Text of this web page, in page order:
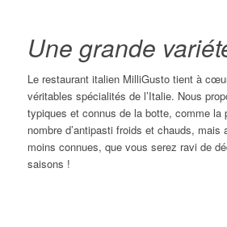
Une grande
Le restaurant italien MilliGusto tient à
véritables spécialités de l’Italie. Nous
typiques et connus de la botte, comme la
nombre d’antipasti froids et chauds,
moins connues, que vous serez ravi de
saisons !